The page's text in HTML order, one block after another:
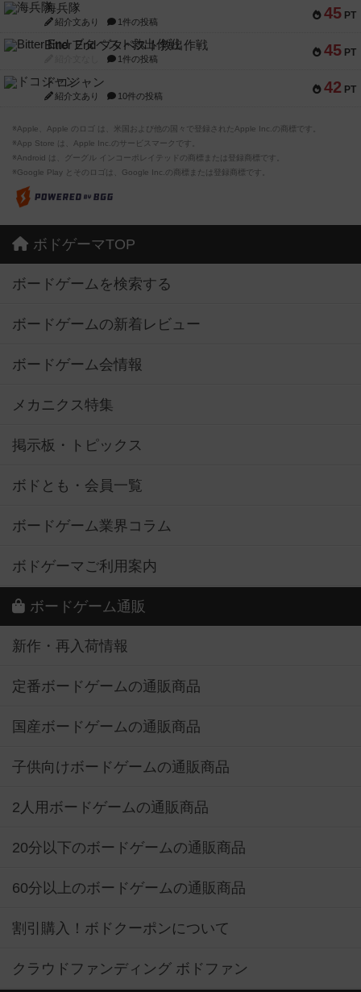
45 PT
海兵隊
紹介文あり 1件の投稿
45 PT
Bitter End ブタペスト救出作戦
1件の投稿
42 PT
ドコジャン
紹介文あり 10件の投稿
※Apple、Apple のロゴ は、米国および他の国々で登録されたApple Inc.の商標です。
※App Store は、Apple Inc.のサービスマークです。
※Android は、グーグル インコーポレイテッドの商標または登録商標です。
※Google Play とそのロゴは、Google Inc.の商標または登録商標です。
ボドゲーマTOP
ボードゲームを検索する
ボードゲームの新着レビュー
ボードゲーム会情報
メカニクス特集
掲示板・トピックス
ボドとも・会員一覧
ボードゲーム業界コラム
ボドゲーマご利用案内
ボードゲーム通販
新作・再入荷情報
定番ボードゲームの通販商品
国産ボードゲームの通販商品
子供向けボードゲームの通販商品
2人用ボードゲームの通販商品
20分以下のボードゲームの通販商品
60分以上のボードゲームの通販商品
割引購入！ボドクーポンについて
クラウドファンディング ボドファン